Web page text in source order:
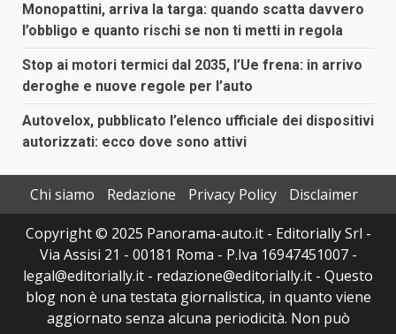
Monopattini, arriva la targa: quando scatta davvero
l’obbligo e quanto rischi se non ti metti in regola
Stop ai motori termici dal 2035, l’Ue frena: in arrivo
deroghe e nuove regole per l’auto
Autovelox, pubblicato l’elenco ufficiale dei dispositivi
autorizzati: ecco dove sono attivi
Chi siamo Redazione Privacy Policy
Disclaimer
Copyright © 2025 Panorama-auto.it - Editorially Srl -
Via Assisi 21 - 00181 Roma - P.Iva 16947451007 -
legal@editorially.it - redazione@editorially.it - Questo
blog non è una testata giornalistica, in quanto viene
aggiornato senza alcuna periodicità. Non può